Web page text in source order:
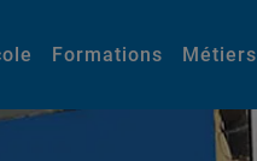
Formations Métiers